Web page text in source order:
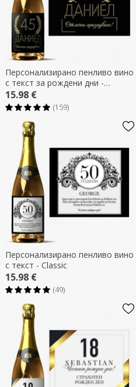
Персонализирано пенливо вино
с текст за рождени дни -
Златно
15.98 €
(159)
Персонализирано пенливо вино
с текст - Classic
15.98 €
(49)